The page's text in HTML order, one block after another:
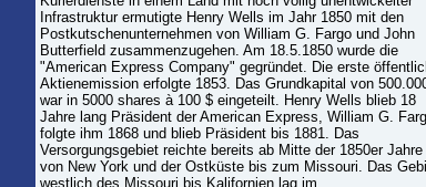
Infrastruktur ermutigte Henry Wells im Jahr 1850 mit den
Postkutschenunternehmen von William G. Fargo und John
Butterfield zusammenzugehen. Am 18.5.1850 wurde die
"American Express Company" gegründet. Die erste
Aktienemission erfolgte 1853. Das Grundkapital von
war in 5000 shares à 100 $ eingeteilt. Henry Wells blieb 18
Jahre lang Präsident der American Express, William G.
folgte ihm 1868 und blieb Präsident bis 1881. Das
Versorgungsgebiet reichte bereits ab Mitte der 1850er Jahre
von New York und der Ostküste bis zum Missouri. Das
westlich des Missouri bis Kalifornien lag im